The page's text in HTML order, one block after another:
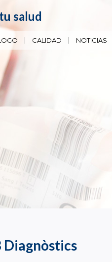
tu salud
CALIDAD NOTICIAS
Diagnòstics